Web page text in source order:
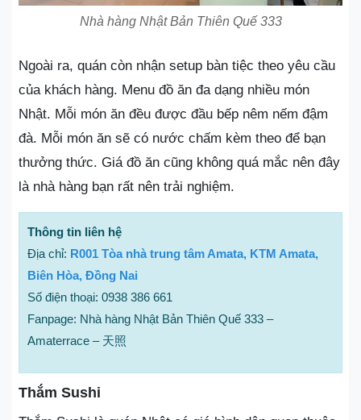
Nhà hàng Nhật Bản Thiên Quế 333
Ngoài ra, quán còn nhận setup bàn tiệc theo yêu cầu
của khách hàng. Menu đồ ăn đa dạng nhiều món
Nhật. Mỗi món ăn đều được đầu bếp nêm nếm đậm
đà. Mỗi món ăn sẽ có nước chấm kèm theo để bạn
thưởng thức. Giá đồ ăn cũng không quá mắc nên đây
là nhà hàng bạn rất nên trải nghiệm.
Thông tin liên hệ
Địa chỉ: R001 Tòa nhà trung tâm Amata, KTM Amata,
Biên Hòa, Đồng Nai
Số điện thoại: 0938 386 661
Fanpage: Nhà hàng Nhật Bản Thiên Quế 333 –
Amaterrace – 天照
Thắm Sushi